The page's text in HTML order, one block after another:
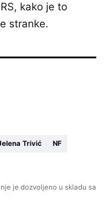
kako je to
stranke.
Trivić NF
je dozvoljeno u skladu sa